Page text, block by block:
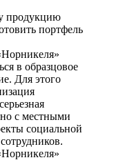
продукцию
портфель
в образцовое
Для этого
с местными
социальной